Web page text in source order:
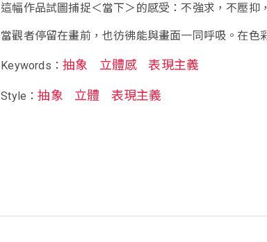
這幅作品試圖捕捉＜當下＞的感受：不強求，不壓抑
當觀者停留在畫前，也彷彿能與畫面一同呼吸。在色
Keywords：抽象 立體感 表現主義
Style：抽象 立體 表現主義